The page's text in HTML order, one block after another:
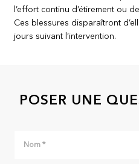
l’effort continu d’étirement ou
Ces blessures disparaîtront
jours suivant l’intervention.
POSER UNE